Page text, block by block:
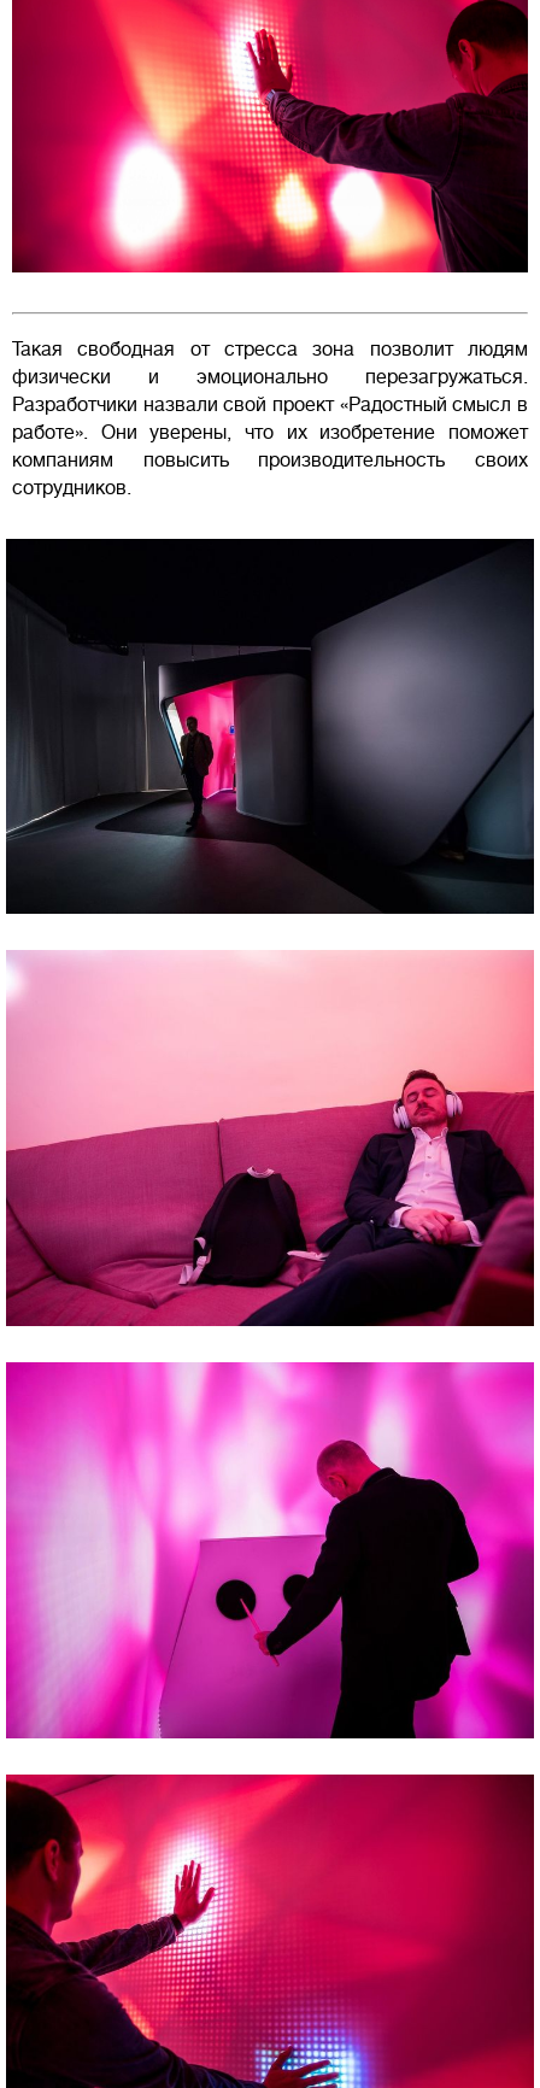
Такая свободная от стресса зона позволит людям
физически и эмоционально перезагружаться.
Разработчики назвали свой проект «Радостный смысл в
работе». Они уверены, что их изобретение поможет
компаниям повысить производительность своих
сотрудников.